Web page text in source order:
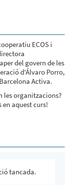
ECOS i
del govern de les
d'Álvaro Porro,
Activa.
les organitzacions?
aquest curs!
tancada.